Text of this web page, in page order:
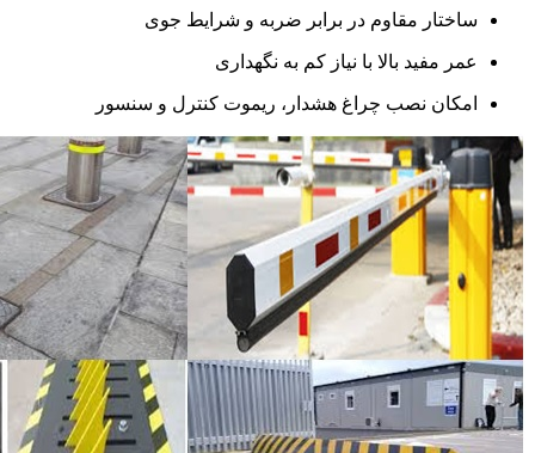
ساختار مقاوم در برابر ضربه و شرایط جوی
عمر مفید بالا با نیاز کم به نگهداری
امکان نصب چراغ هشدار، ریموت کنترل و سنسور